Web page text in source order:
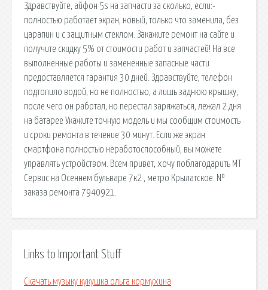
Здравствуйте, айфон 5s на запчасти за сколько, если:-
полностью работает экран, новый, только что заменила, без
царапин и с защитным стеклом. Закажите ремонт на сайте и
получите скидку 5% от стоимости работ и запчастей! На все
выполненные работы и замененные запасные части
предоставляется гарантия 30 дней. Здравствуйте, телефон
подтопило водой, но не полностью, а лишь заднюю крышку,
после чего он работал, но перестал заряжаться, лежал 2 дня
на батарее Укажите точную модель и мы сообщим стоимость
и сроки ремонта в течение 30 минут. Если же экран
смартфона полностью неработоспособный, вы можете
управлять устройством. Всем привет, хочу поблагодарить МТ
Сервис на Осеннем бульваре 7к2 , метро Крылатское. №
заказа ремонта 7940921.
Links to Important Stuff
Скачать музыку кукушка ольга кормухина